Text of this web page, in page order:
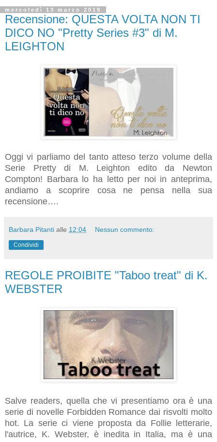
mercoledì 13 marzo 2019
Recensione: QUESTA VOLTA NON TI
DICO NO "Pretty Series #3" di M.
LEIGHTON
Oggi vi parliamo del tanto atteso terzo volume della
Serie Pretty di M. Leighton edito da Newton
Compton! Barbara lo ha letto per noi in anteprima,
andiamo a scoprire cosa ne pensa nella sua
recensione….
Barbara Pitanti alle 12:04 Nessun commento:
Condividi
REGOLE PROIBITE "Taboo treat" di K.
WEBSTER
Salve readers, quella che vi presentiamo ora è una
serie di novelle Forbidden Romance dai risvolti molto
hot. La serie ci viene proposta da Follie letterarie,
l'autrice, K. Webster, è inedita in Italia, ma è una